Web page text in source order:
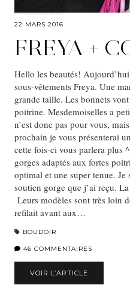
22 MARS 2016
FREYA +
Hello les beautés!
sous-vêtements Freya. Une
grande taille. Les bonnets
poitrine. Mesdemoiselles a
n’est donc pas pour vous,
prochain je vous présenterai
cette fois-ci vous parlera plus
gorges adaptés aux fortes
optimal et une super tenue.
soutien gorge que j’ai reçu.
Leurs modèles sont très loin
refilait avant aux…
BOUDOIR
46 COMMENTAIRES
VOIR L’ARTICLE